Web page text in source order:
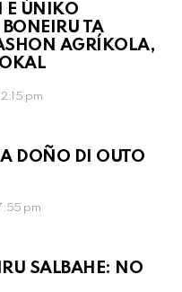
E ÚNIKO
TA
AGRÍKOLA,
pm
DOÑO DI OUTO
pm
SALBAHE: NO